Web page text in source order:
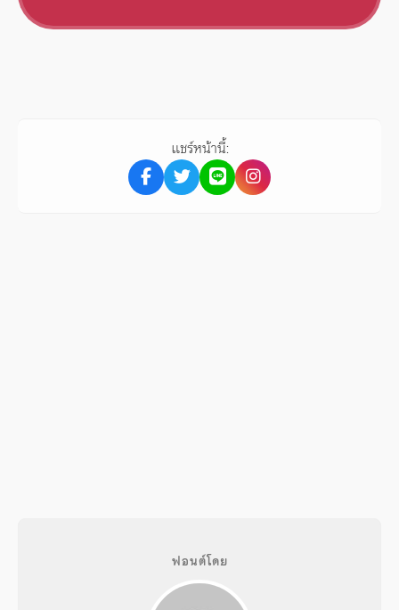
แชร์หน้านี้:
ฟอนต์โดย